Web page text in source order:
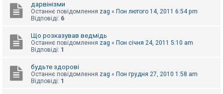
дарвінізми
Останнє повідомлення zag « Пон лютого 14, 2011 6:54 pm
Відповіді: 6
Що розказував ведмідь
Останнє повідомлення zag « Пон січня 24, 2011 5:10 am
Відповіді: 1
будьте здорові
Останнє повідомлення zag « Пон грудня 27, 2010 1:58 am
Відповіді: 1